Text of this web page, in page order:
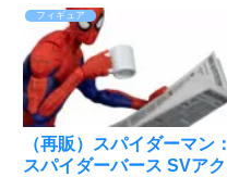
フィギュア
（再販）スパイダーマン：
スパイダーバース SVアク